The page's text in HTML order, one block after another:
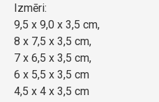
Izmēri:
9,5 x 9,0 x 3,5 cm,
8 x 7,5 x 3,5 cm,
7 x 6,5 x 3,5 cm,
6 x 5,5 x 3,5 cm
4,5 x 4 x 3,5 cm